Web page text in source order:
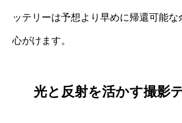
ッテリーは予想より早めに帰還可能な
心がけます。
光と反射を活かす撮影